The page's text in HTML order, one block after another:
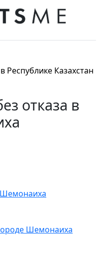
Республике Казахстан
отказа в
Шемонаиха
Шемонаиха